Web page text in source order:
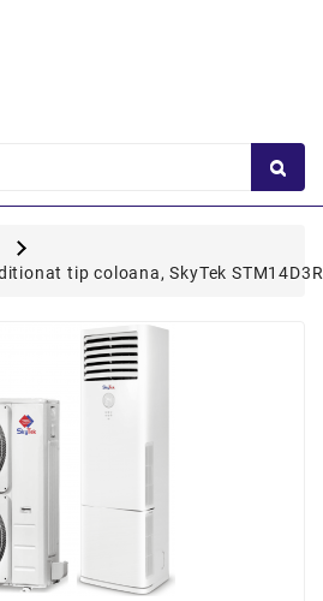
tip coloana, SkyTek